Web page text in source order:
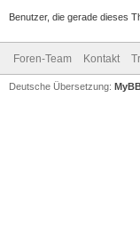
Benutzer, die gerade dieses
Foren-Team Kontakt
Deutsche Übersetzung: